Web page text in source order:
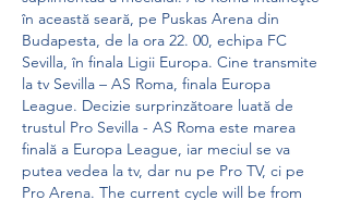
în această seară, pe Puskas Arena din
Budapesta, de la ora 22. 00, echipa FC
Sevilla, în finala Ligii Europa. Cine transmite
la tv Sevilla – AS Roma, finala Europa
League. Decizie surprinzătoare luată de
trustul Pro Sevilla - AS Roma este marea
finală a Europa League, iar meciul se va
putea vedea la tv, dar nu pe Pro TV, ci pe
Pro Arena. The current cycle will be from